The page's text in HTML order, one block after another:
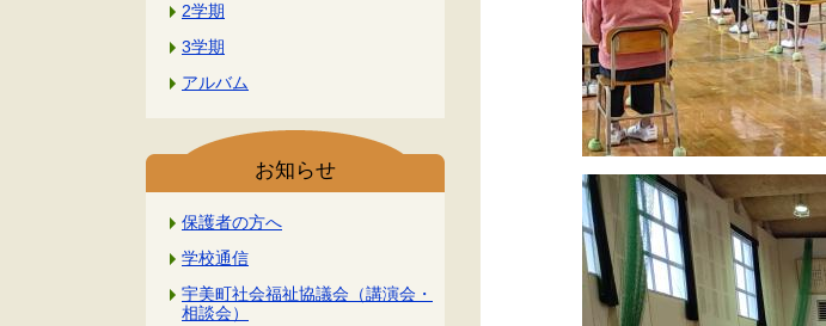
2学期
3学期
アルバム
お知らせ
保護者の方へ
学校通信
宇美町社会福祉協議会（講演会・
相談会）